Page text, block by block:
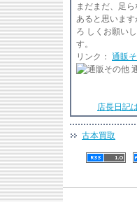
まだまだ、足
あると思います
ろ しくお願いし
リンク： 通販
店長日記
古本買取